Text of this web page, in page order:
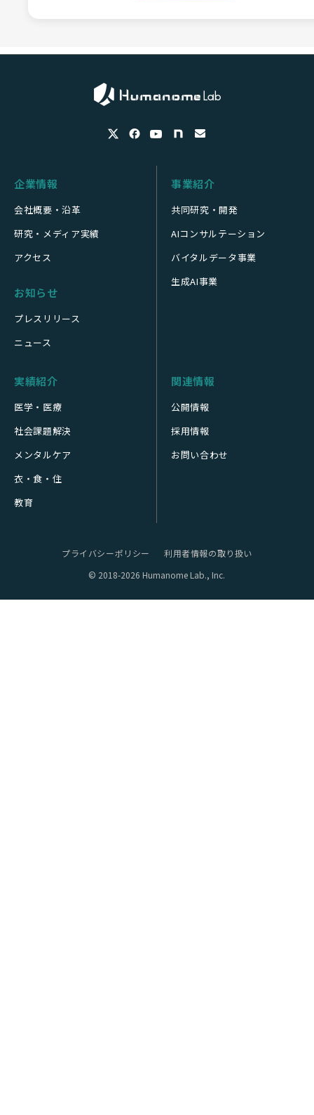
企業情報
会社概要・沿革
研究・メディア実績
アクセス
お知らせ
プレスリリース
ニュース
事業紹介
共同研究・開発
AIコンサルテーション
バイタルデータ事業
生成AI事業
実績紹介
医学・医療
社会課題解決
メンタルケア
衣・食・住
教育
関連情報
公開情報
採用情報
お問い合わせ
プライバシーポリシー
利用者情報の取り扱い
© 2018-2026 Humanome Lab., Inc.